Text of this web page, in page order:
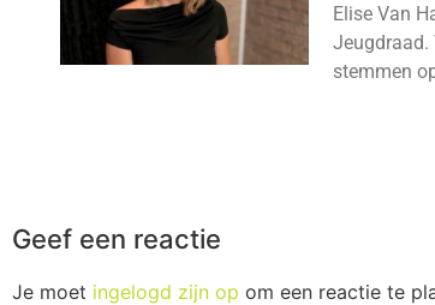
Elise Van
Jeugdraad.
stemmen
Geef een reactie
Je moet ingelogd zijn op om een reactie te